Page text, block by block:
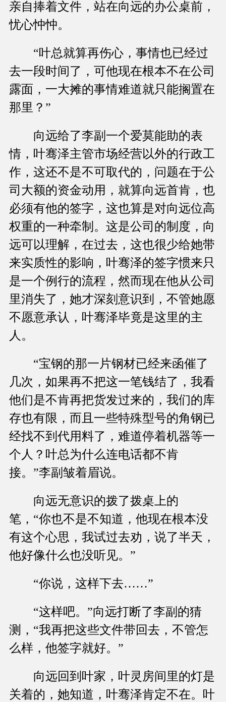
亲自捧着文件，站在向远的办公桌前，
忧心忡忡。
“叶总就算再伤心，事情也已经过
去一段时间了，可他现在根本不在公司
露面，一大摊的事情难道就只能搁置在
那里？”
向远给了李副一个爱莫能助的表
情，叶骞泽主管市场经营以外的行政工
作，这还不是不可取代的，问题在于公
司大额的资金动用，就算向远首肯，也
必须有他的签字，这也算是对向远位高
权重的一种牵制。这是公司的制度，向
远可以理解，在过去，这也很少给她带
来实质性的影响，叶骞泽的签字惯来只
是一个例行的流程，然而现在他从公司
里消失了，她才深刻意识到，不管她愿
不愿意承认，叶骞泽毕竟是这里的主
人。
“宝钢的那一片钢材已经来函催了
几次，如果再不把这一笔钱结了，我看
他们是不肯再把货发过来的，我们的库
存也有限，而且一些特殊型号的角钢已
经找不到代用料了，难道停着机器等一
个人？叶总为什么连电话都不肯
接。”李副皱着眉说。
向远无意识的拨了拨桌上的
笔，“你也不是不知道，他现在根本没
有这个心思，我试过去劝，说了半天，
他好像什么也没听见。”
“你说，这样下去……”
“这样吧。”向远打断了李副的猜
测，“我再把这些文件带回去，不管怎
么样，他签字就好。”
向远回到叶家，叶灵房间里的灯是
关着的，她知道，叶骞泽肯定不在。叶